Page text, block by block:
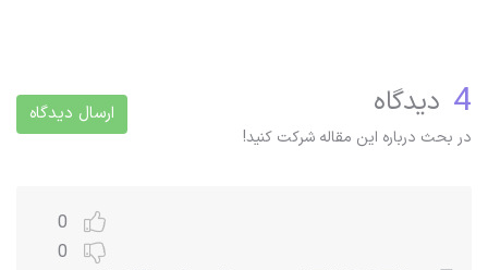
4 دیدگاه
در بحث درباره این مقاله شرکت کنید!
ارسال دیدگاه
0
0